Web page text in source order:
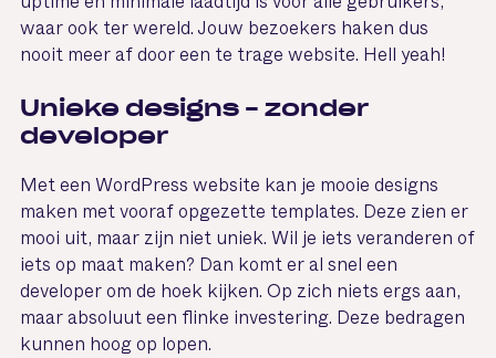
waar ook ter wereld. Jouw bezoekers haken dus
nooit meer af door een te trage website. Hell yeah!
Unieke designs – zonder
developer
Met een WordPress website kan je mooie designs
maken met vooraf opgezette templates. Deze zien er
mooi uit, maar zijn niet uniek. Wil je iets veranderen of
iets op maat maken? Dan komt er al snel een
developer om de hoek kijken. Op zich niets ergs aan,
maar absoluut een flinke investering. Deze bedragen
kunnen hoog op lopen.